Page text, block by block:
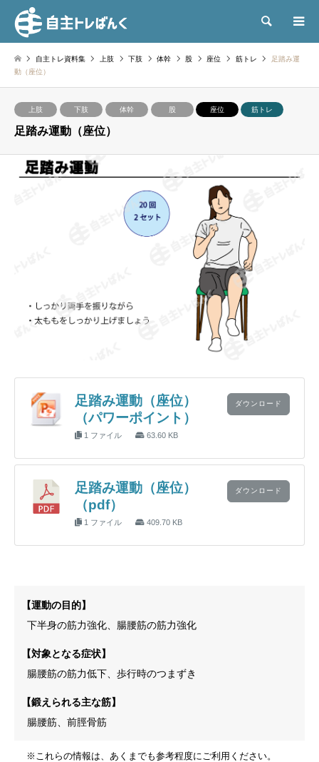
検索
自主トレ資料集 上肢 下肢 体幹 股 座位 筋トレ
足踏み運
動（座位）
上肢 下肢 体幹 股 座位 筋トレ
足踏み運動（座位）
足踏み運動（座位）
（パワーポイント）
1 ファイル 63.60 KB
ダウンロード
足踏み運動（座位）
（pdf）
1 ファイル 409.70 KB
ダウンロード
【運動の目的】
下半身の筋力強化、腸腰筋の筋力強化
【対象となる症状】
腸腰筋の筋力低下、歩行時のつまずき
【鍛えられる主な筋】
腸腰筋、前脛骨筋
※これらの情報は、あくまでも参考程度にご利用ください。